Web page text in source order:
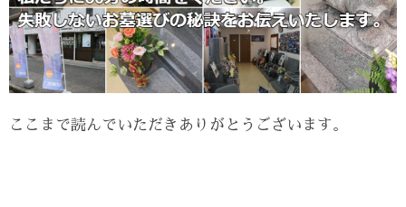
ここまで読んでいただきありがとうございます。